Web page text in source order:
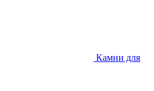
Камни для